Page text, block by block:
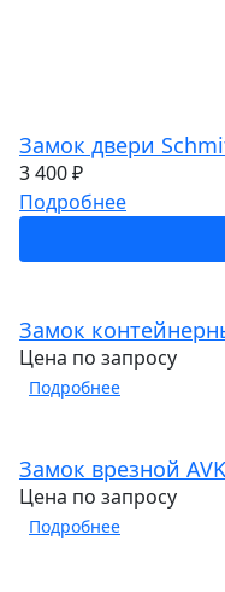
Замок двери
3 400 ₽
Подробнее
Замок
Цена по запросу
Подробнее
Замок врезной
Цена по запросу
Подробнее